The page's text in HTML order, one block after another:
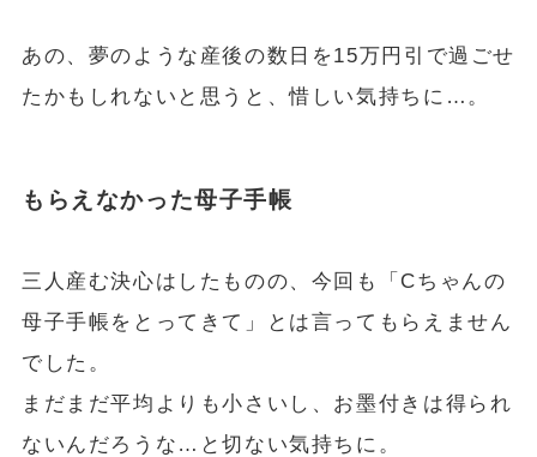
あの、夢のような産後の数日を15万円引で過ごせ
たかもしれないと思うと、惜しい気持ちに…。
もらえなかった母子手帳
三人産む決心はしたものの、今回も「Cちゃんの
母子手帳をとってきて」とは言ってもらえません
でした。
まだまだ平均よりも小さいし、お墨付きは得られ
ないんだろうな…と切ない気持ちに。